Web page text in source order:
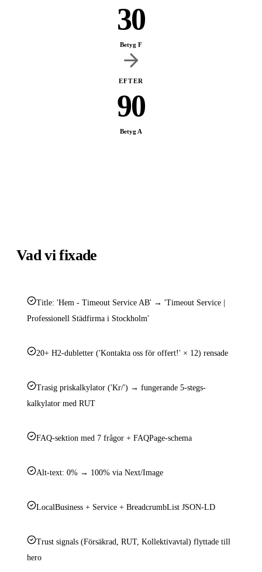
30
Betyg F
EFTER
90
Betyg A
Vad vi fixade
Title: 'Hem - Timeout Service AB' → 'Timeout Service |
Professionell Städfirma i Stockholm'
20+ H2-dubletter ('Kontakta oss för offert!' × 12) rensade
Trasig priskalkylator ('Kr/') → fungerande 5-stegs-
kalkylator med RUT
FAQ-sektion med 7 frågor + FAQPage-schema
Alt-text: 0% → 100% via Next/Image
LocalBusiness + Service + BreadcrumbList JSON-LD
Trust signals (Försäkrad, RUT, Kollektivavtal) flyttade till
hero